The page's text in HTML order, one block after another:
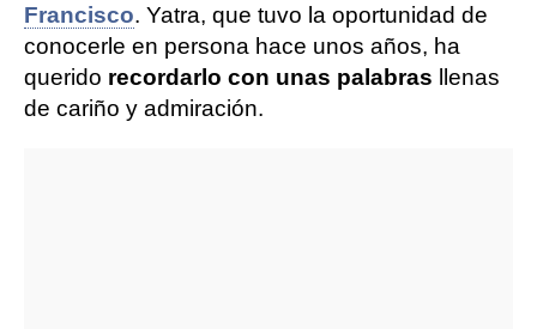
Francisco. Yatra, que tuvo la oportunidad de
conocerle en persona hace unos años, ha
querido recordarlo con unas palabras llenas
de cariño y admiración.